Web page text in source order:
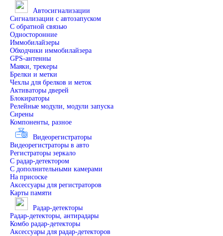
Автосигнализации
Сигнализации с автозапуском
С обратной связью
Односторонние
Иммобилайзеры
Обходчики иммобилайзера
GPS-антенны
Маяки, трекеры
Брелки и метки
Чехлы для брелков и меток
Активаторы дверей
Блокираторы
Релейные модули, модули запуска
Сирены
Компоненты, разное
Видеорегистраторы
Видеорегистраторы в авто
Регистраторы зеркало
С радар-детектором
С дополнительными камерами
На присоске
Аксессуары для регистраторов
Карты памяти
Радар-детекторы
Радар-детекторы, антирадары
Комбо радар-детекторы
Аксессуары для радар-детекторов